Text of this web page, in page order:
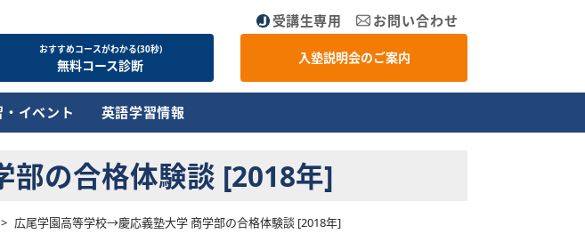
受講生専用 お問い合わせ
おすすめコースがわかる(30秒)
無料コース診断 入塾説明会のご案内
イベント 英語学習情報
の合格体験談 [2018年]
> 広尾学園高等学校→慶応義塾大学 商学部の合格体験談 [2018年]